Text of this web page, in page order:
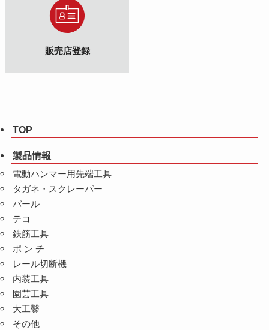
販売店登録
TOP
製品情報
電動ハンマー用先端工具
タガネ・スクレーパー
バール
テコ
鉄筋工具
ポ ン チ
レール切断機
内装工具
園芸工具
大工鑿
その他